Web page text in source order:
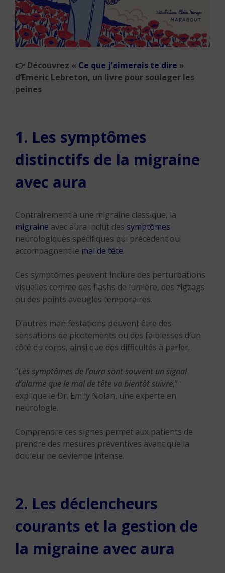
👉 Découvrez « Ce que j’aimerais te dire »
d’Emeric Lebreton, un livre pour soulager les
peines
1. Les symptômes
distinctifs de la migraine
avec aura
Contrairement à une migraine classique, la
migraine avec aura inclut des symptômes
neurologiques spécifiques qui précèdent ou
accompagnent le mal de tête.
Ces symptômes peuvent inclure des perturbations
visuelles comme des flashs de lumière, des zigzags
ou des points aveugles temporaires.
D’autres manifestations peuvent être des
sensations de picotements ou des faiblesses d’un
côté du corps, ainsi que des difficultés à parler.
“Les symptômes de l’aura sont souvent un signal
d’alarme que le mal de tête va bientôt suivre,”
explique le Dr. Emily Nolan, une experte en
neurologie.
Comprendre ces signes permet aux patients de
prendre des mesures préventives avant que la
douleur ne devienne intense.
2. Les déclencheurs
courants et la gestion de
la migraine avec aura